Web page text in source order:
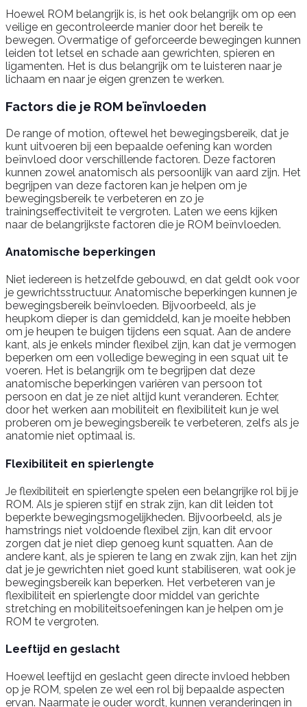
Hoewel ROM belangrijk is, is het ook belangrijk om op een
veilige en gecontroleerde manier door het bereik te
bewegen. Overmatige of geforceerde bewegingen kunnen
leiden tot letsel en schade aan gewrichten, spieren en
ligamenten. Het is dus belangrijk om te luisteren naar je
lichaam en naar je eigen grenzen te werken.
Factors die je ROM beïnvloeden
De range of motion, oftewel het bewegingsbereik, dat je
kunt uitvoeren bij een bepaalde oefening kan worden
beïnvloed door verschillende factoren. Deze factoren
kunnen zowel anatomisch als persoonlijk van aard zijn. Het
begrijpen van deze factoren kan je helpen om je
bewegingsbereik te verbeteren en zo je
trainingseffectiviteit te vergroten. Laten we eens kijken
naar de belangrijkste factoren die je ROM beïnvloeden.
Anatomische beperkingen
Niet iedereen is hetzelfde gebouwd, en dat geldt ook voor
je gewrichtsstructuur. Anatomische beperkingen kunnen je
bewegingsbereik beïnvloeden. Bijvoorbeeld, als je
heupkom dieper is dan gemiddeld, kan je moeite hebben
om je heupen te buigen tijdens een squat. Aan de andere
kant, als je enkels minder flexibel zijn, kan dat je vermogen
beperken om een volledige beweging in een squat uit te
voeren. Het is belangrijk om te begrijpen dat deze
anatomische beperkingen variëren van persoon tot
persoon en dat je ze niet altijd kunt veranderen. Echter,
door het werken aan mobiliteit en flexibiliteit kun je wel
proberen om je bewegingsbereik te verbeteren, zelfs als je
anatomie niet optimaal is.
Flexibiliteit en spierlengte
Je flexibiliteit en spierlengte spelen een belangrijke rol bij je
ROM. Als je spieren stijf en strak zijn, kan dit leiden tot
beperkte bewegingsmogelijkheden. Bijvoorbeeld, als je
hamstrings niet voldoende flexibel zijn, kan dit ervoor
zorgen dat je niet diep genoeg kunt squatten. Aan de
andere kant, als je spieren te lang en zwak zijn, kan het zijn
dat je je gewrichten niet goed kunt stabiliseren, wat ook je
bewegingsbereik kan beperken. Het verbeteren van je
flexibiliteit en spierlengte door middel van gerichte
stretching en mobiliteitsoefeningen kan je helpen om je
ROM te vergroten.
Leeftijd en geslacht
Hoewel leeftijd en geslacht geen directe invloed hebben
op je ROM, spelen ze wel een rol bij bepaalde aspecten
ervan. Naarmate je ouder wordt, kunnen veranderingen in